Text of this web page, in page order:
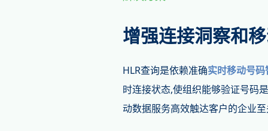
增强连接洞察和
HLR查询是依赖准确实时移动号码
时连接状态,使组织能够验证号码
动数据服务高效触达客户的企业